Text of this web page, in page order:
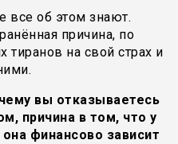
все об этом знают.
причина, по
на свой страх и
вы отказываетесь
причина в том, что у
финансово зависит